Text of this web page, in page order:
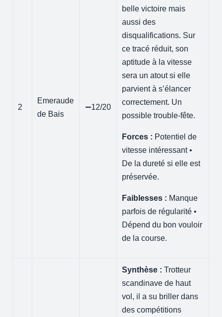
2
Emeraude
de Bais
➖12/20
belle victoire mais
aussi des
disqualifications. Sur
ce tracé réduit, son
aptitude à la vitesse
sera un atout si elle
parvient à s’élancer
correctement. Un
possible trouble-fête.
Forces : Potentiel de
vitesse intéressant •
De la dureté si elle est
préservée.
Faiblesses : Manque
parfois de régularité •
Dépend du bon vouloir
de la course.
Synthèse : Trotteur
scandinave de haut
vol, il a su briller dans
des compétitions